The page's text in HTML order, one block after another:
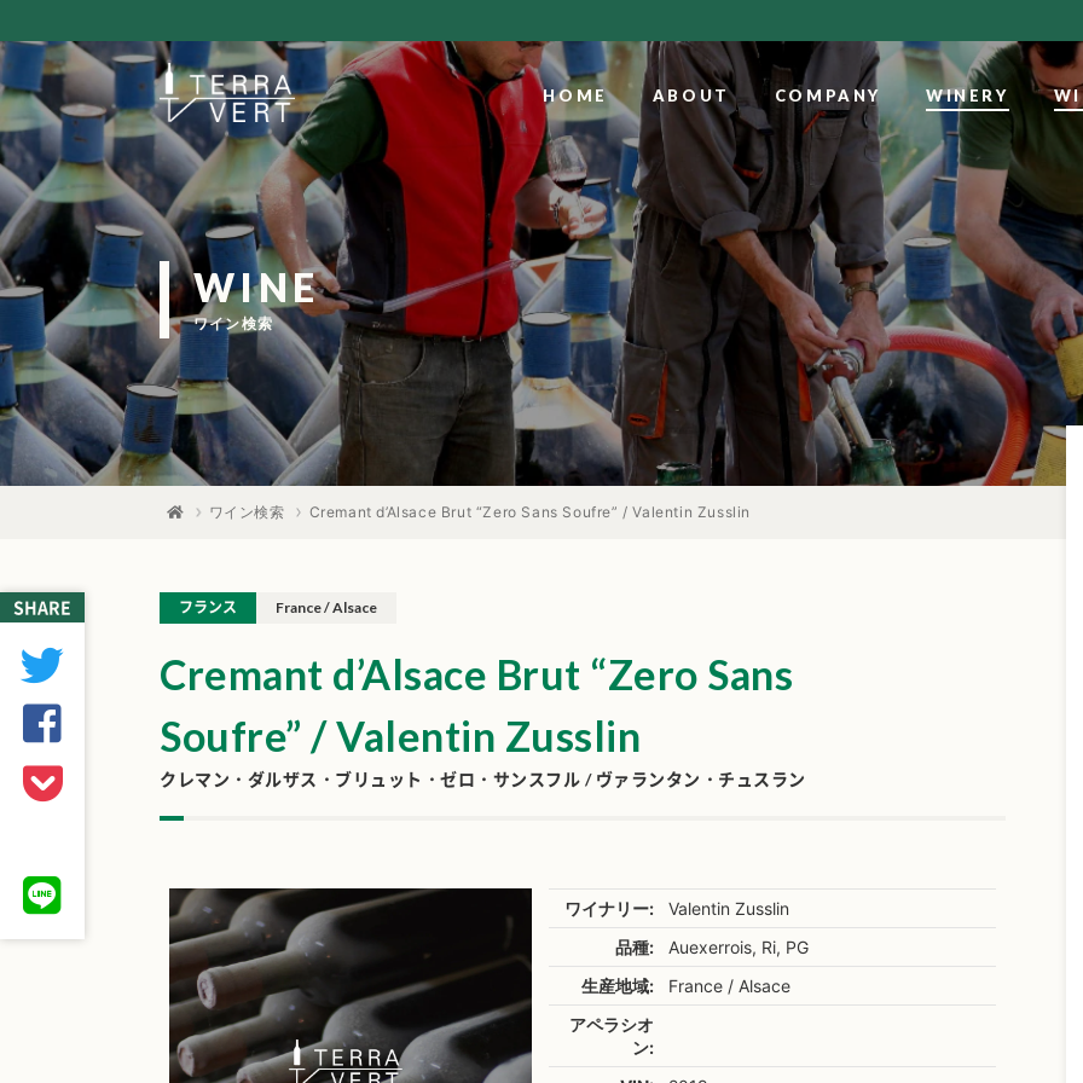
HOME ABOUT COMPANY WINERY
WINE
ワイン検索
ワイン検索 Cremant d’Alsace Brut “Zero Sans Soufre” / Valentin Zusslin
SHARE
Cremant d’Alsace Brut “Zero Sans
Soufre” / Valentin Zusslin
クレマン・ダルザス・ブリュット・ゼロ・サンスフル / ヴァランタン・チュスラン
フランス France / Alsace
ワイナリー:
Valentin Zusslin
品種:
Auexerrois, Ri, PG
生産地域:
France / Alsace
アペラシオ
ン: